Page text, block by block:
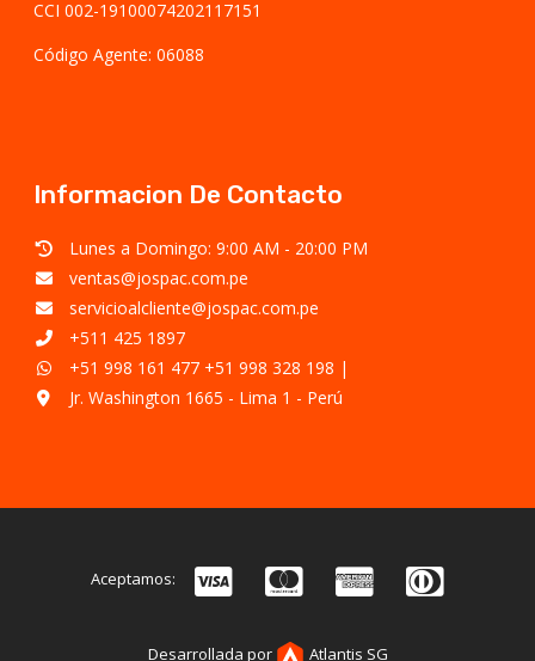
CCI 002-19100074202117151
Código Agente: 06088
Informacion De Contacto
Lunes a Domingo: 9:00 AM - 20:00 PM
ventas@jospac.com.pe
servicioalcliente@jospac.com.pe
+511 425 1897
+51 998 161 477 +51 998 328 198 |
Jr. Washington 1665 - Lima 1 - Perú
Aceptamos:
Desarrollada por Atlantis SG